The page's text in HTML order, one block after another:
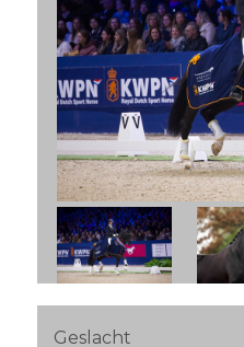
Geslacht